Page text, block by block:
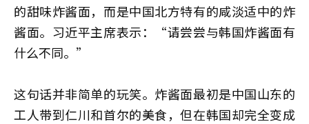
的甜味炸酱面，而是中国北方特有的咸淡适中的炸
酱面。习近平主席表示：“请尝尝与韩国炸酱面有
什么不同。”
这句话并非简单的玩笑。炸酱面最初是中国山东的
工人带到仁川和首尔的美食，但在韩国却完全变成